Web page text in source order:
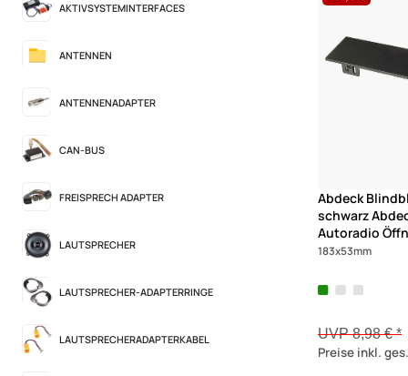
AKTIVSYSTEMINTERFACES
ANTENNEN
ANTENNENADAPTER
CAN-BUS
FREISPRECH ADAPTER
LAUTSPRECHER
LAUTSPRECHER-ADAPTERRINGE
LAUTSPRECHERADAPTERKABEL
Abdeck
schwarz
Autoradio
183x53mm
UVP 8,98 € *
Preise inkl.